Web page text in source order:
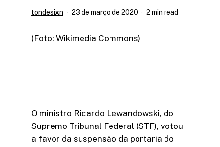
tondesign 23 de março de 2020 2 min read
(Foto: Wikimedia Commons)
O ministro Ricardo Lewandowski, do
Supremo Tribunal Federal (STF), votou
a favor da suspensão da portaria do